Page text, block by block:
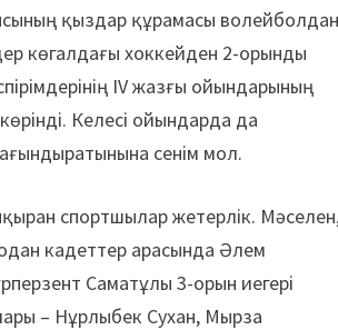
қыздар құрамасы
көгалдағы хоккейден 2-орынды
ІV жазғы ойындарының
Келесі ойындарда да
сенім мол.
спортшылар жетерлік.
кадеттер арасында Әлем
Саматұлы 3-орын иегері
– Нұрлыбек Сухан, Мырза